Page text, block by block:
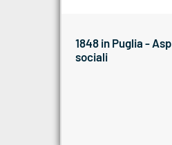
1848 in Puglia -
sociali